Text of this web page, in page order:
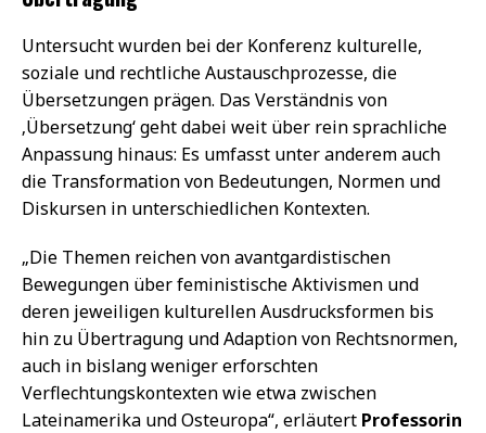
Untersucht wurden bei der Konferenz kulturelle,
soziale und rechtliche Austauschprozesse, die
Übersetzungen prägen. Das Verständnis von
‚Übersetzung‘ geht dabei weit über rein sprachliche
Anpassung hinaus: Es umfasst unter anderem auch
die Transformation von Bedeutungen, Normen und
Diskursen in unterschiedlichen Kontexten.
„Die Themen reichen von avantgardistischen
Bewegungen über feministische Aktivismen und
deren jeweiligen kulturellen Ausdrucksformen bis
hin zu Übertragung und Adaption von Rechtsnormen,
auch in bislang weniger erforschten
Verflechtungskontexten wie etwa zwischen
Lateinamerika und Osteuropa“, erläutert Professorin